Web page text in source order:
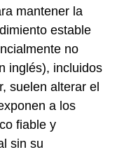
mantener la
estable
no
inglés), incluidos
suelen alterar el
a los
fiable y
sin su